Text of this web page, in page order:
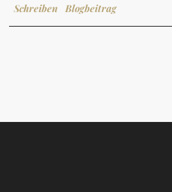
Schreiben
Blogbeitrag